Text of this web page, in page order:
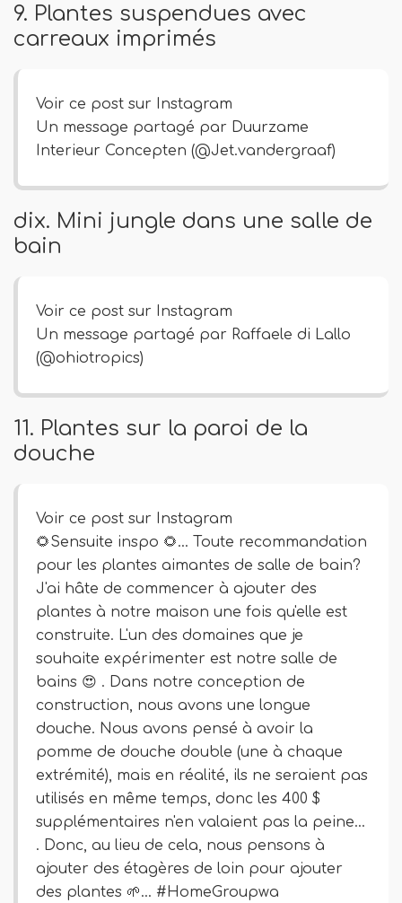
9. Plantes suspendues avec
carreaux imprimés
Voir ce post sur Instagram
Un message partagé par Duurzame
Interieur Concepten (@Jet.vandergraaf)
dix. Mini jungle dans une salle de
bain
Voir ce post sur Instagram
Un message partagé par Raffaele di Lallo
(@ohiotropics)
11. Plantes sur la paroi de la
douche
Voir ce post sur Instagram
🌻Sensuite inspo 🌻… Toute recommandation
pour les plantes aimantes de salle de bain?
J'ai hâte de commencer à ajouter des
plantes à notre maison une fois qu'elle est
construite. L'un des domaines que je
souhaite expérimenter est notre salle de
bains 😍 . Dans notre conception de
construction, nous avons une longue
douche. Nous avons pensé à avoir la
pomme de douche double (une à chaque
extrémité), mais en réalité, ils ne seraient pas
utilisés en même temps, donc les 400 $
supplémentaires n'en valaient pas la peine…
. Donc, au lieu de cela, nous pensons à
ajouter des étagères de loin pour ajouter
des plantes 🌱… #HomeGroupwa